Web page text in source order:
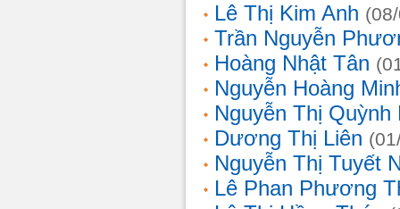
Lê Thị Kim Anh
Trần Nguyễn
Hoàng Nhật Tân
Nguyễn Hoàng
Nguyễn Thị Quỳnh
Dương Thị Liên
Nguyễn Thị Tuyết
Lê Phan Phương